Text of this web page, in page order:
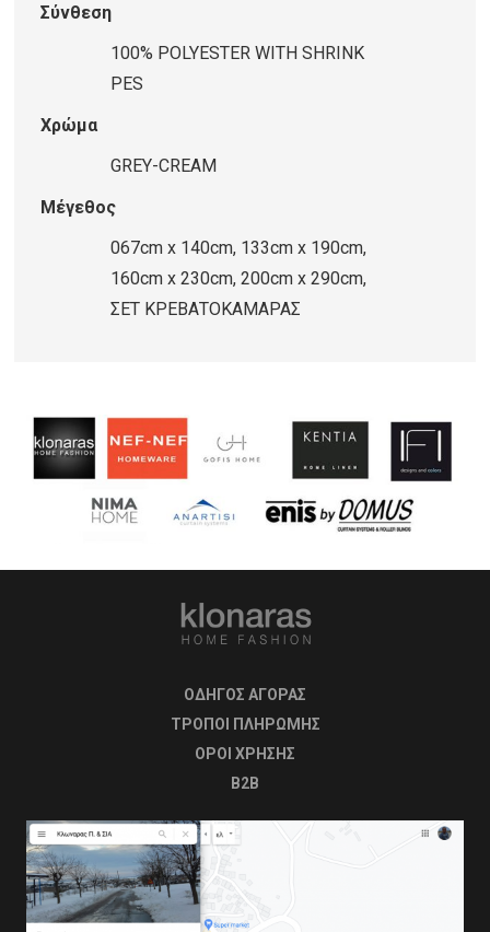
ποσότητα
Σύνθεση
100% POLYESTER WITH SHRINK
PES
Χρώμα
GREY-CREAM
Μέγεθος
067cm x 140cm, 133cm x 190cm,
160cm x 230cm, 200cm x 290cm,
ΣΕΤ ΚΡΕΒΑΤΟΚΑΜΑΡΑΣ
ΟΔΗΓΟΣ ΑΓΟΡΑΣ
ΤΡΟΠΟΙ ΠΛΗΡΩΜΗΣ
OΡΟΙ ΧΡΗΣΗΣ
B2B